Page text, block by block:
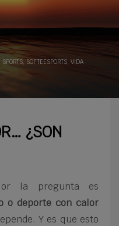
SOFTEESPORTS VIDA
¿SON
la pregunta es
o deporte con calor
Y es que esto